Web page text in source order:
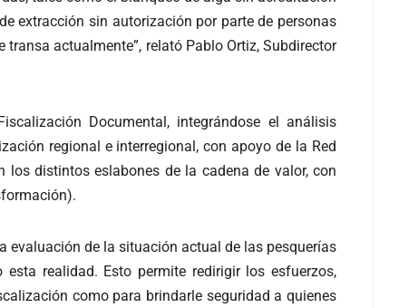
extracción sin autorización por parte de personas
actualmente”, relató Pablo Ortiz, Subdirector
Documental, integrándose el análisis
regional e interregional, con apoyo de la Red
los distintos eslabones de la cadena de valor, con
evaluación de la situación actual de las pesquerías
realidad. Esto permite redirigir los esfuerzos,
como para brindarle seguridad a quienes